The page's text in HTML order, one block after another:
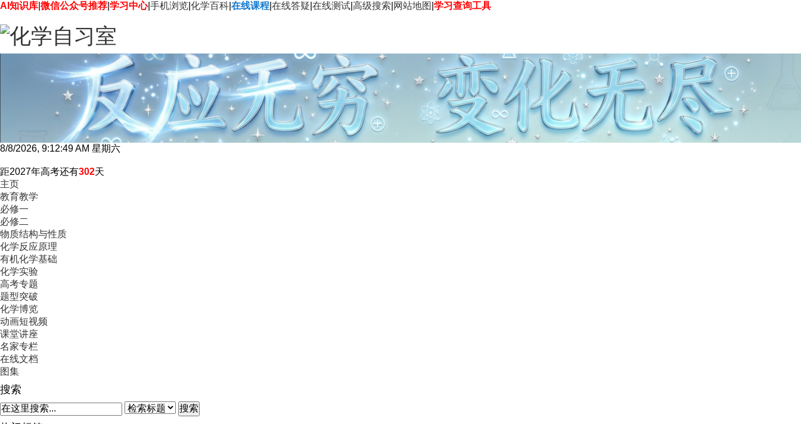
AI知识库 微信公众号推荐 学习中心|手机浏览 化学百科 在线课程 在线答疑 在线测试 高级搜索 网站地图 学习查询工具
8/8/2026, 9:12:50 AM 星期六
距2027年高考还有302天
主页
教育教学
必修一
必修二
物质结构与性质
化学反应原理
有机化学基础
化学实验
高考专题
题型突破
化学博览
动画短视频
课堂讲座
名家专栏
在线文档
图集
搜索
搜索